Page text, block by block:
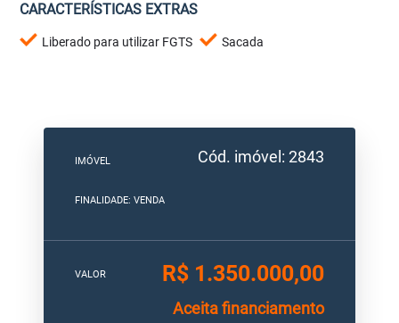
CARACTERÍSTICAS EXTRAS
Liberado para utilizar FGTS Sacada
IMÓVEL Cód. imóvel: 2843
FINALIDADE: VENDA
VALOR R$ 1.350.000,00
Aceita financiamento